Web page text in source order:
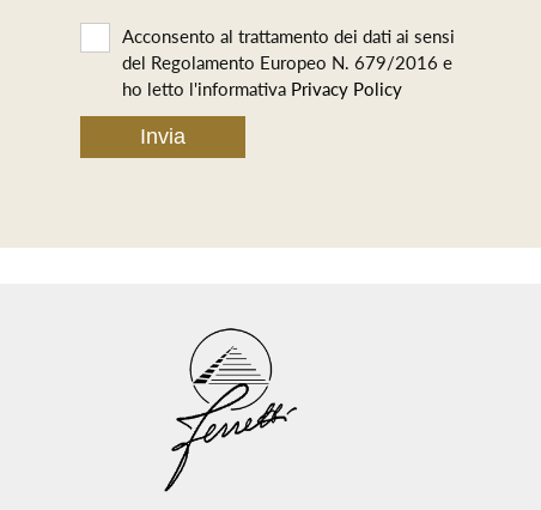
Acconsento al trattamento dei dati ai sensi
del Regolamento Europeo N. 679/2016 e
ho letto l'informativa Privacy Policy